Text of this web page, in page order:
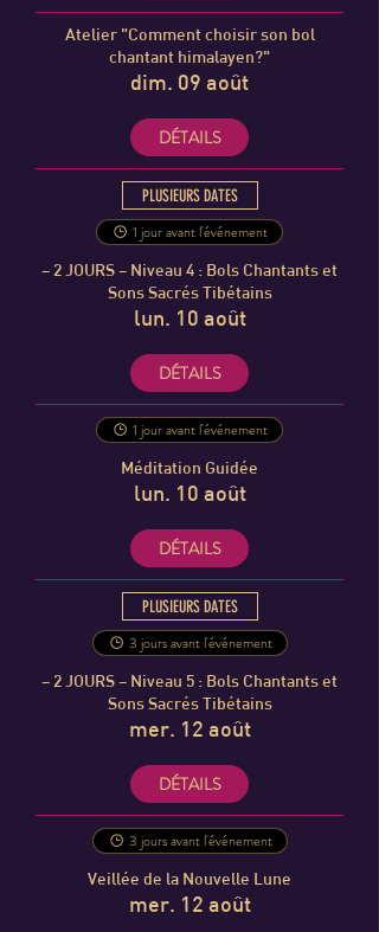
Atelier "Comment choisir son bol
chantant himalayen?"
dim. 09 août
DÉTAILS
PLUSIEURS DATES
1 jour avant l'événement
– 2 JOURS – Niveau 4 : Bols Chantants et
Sons Sacrés Tibétains
lun. 10 août
DÉTAILS
1 jour avant l'événement
Méditation Guidée
lun. 10 août
DÉTAILS
PLUSIEURS DATES
3 jours avant l'événement
– 2 JOURS – Niveau 5 : Bols Chantants et
Sons Sacrés Tibétains
mer. 12 août
DÉTAILS
3 jours avant l'événement
Veillée de la Nouvelle Lune
mer. 12 août